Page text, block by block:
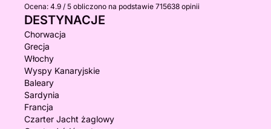
Ocena: 4.9 / 5 obliczono na podstawie 715638 opinii
DESTYNACJE
Chorwacja
Grecja
Włochy
Wyspy Kanaryjskie
Baleary
Sardynia
Francja
Czarter Jacht żaglowy